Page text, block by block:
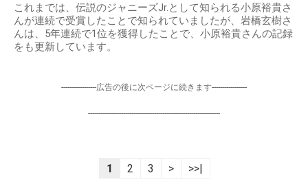
これまでは、伝説のジャニーズJr.として知られる小原裕貴さ
んが連続で受賞したことで知られていましたが、岩橋玄樹さ
んは、5年連続で1位を獲得したことで、小原裕貴さんの記録
をも更新しています。
-----------------広告の後に次ページに続きます-----------------
----------------------------------------------------------------
1 2 3 > >>|